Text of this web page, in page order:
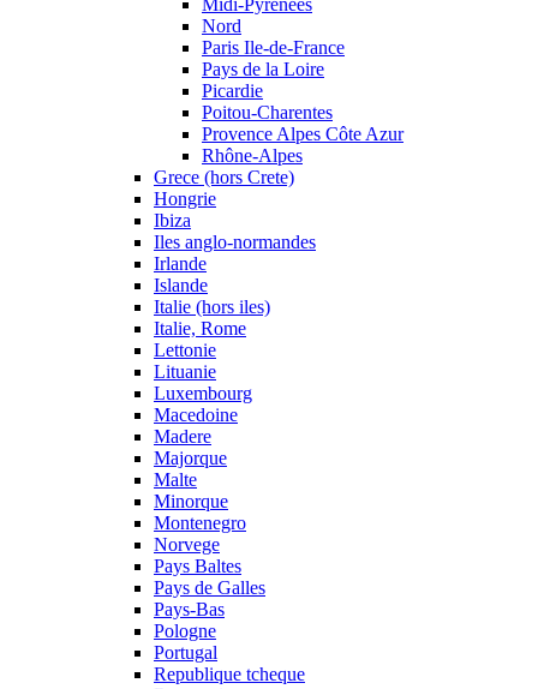
Midi-Pyrénées
Nord
Paris Ile-de-France
Pays de la Loire
Picardie
Poitou-Charentes
Provence Alpes Côte Azur
Rhône-Alpes
Grece (hors Crete)
Hongrie
Ibiza
Iles anglo-normandes
Irlande
Islande
Italie (hors iles)
Italie, Rome
Lettonie
Lituanie
Luxembourg
Macedoine
Madere
Majorque
Malte
Minorque
Montenegro
Norvege
Pays Baltes
Pays de Galles
Pays-Bas
Pologne
Portugal
Republique tcheque